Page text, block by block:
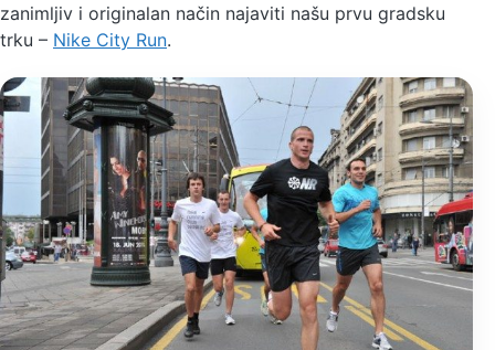
zanimljiv i originalan način najaviti našu prvu gradsku
trku – Nike City Run.